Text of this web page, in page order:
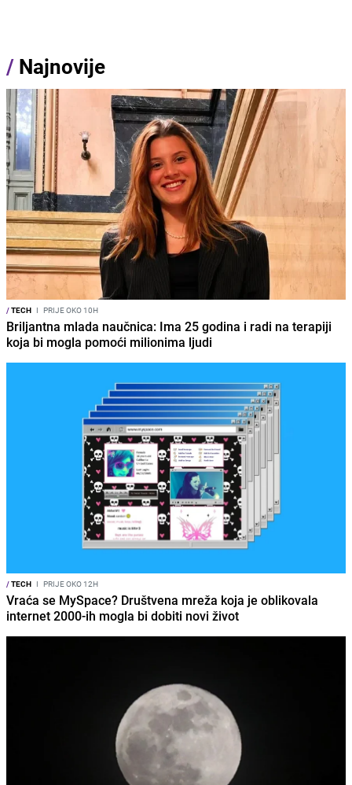
/ Najnovije
/TECH I PRIJE OKO 10H
Briljantna mlada naučnica: Ima 25 godina i radi na terapiji
koja bi mogla pomoći milionima ljudi
/TECH I PRIJE OKO 12H
Vraća se MySpace? Društvena mreža koja je oblikovala
internet 2000-ih mogla bi dobiti novi život